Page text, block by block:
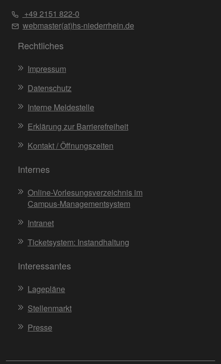
+49 2151 822-0
webmaster(at)hs-niederrhein.de
Rechtliches
Impressum
Datenschutz
Interne Meldestelle
Erklärung zur Barrierefreiheit
Kontakt / Öffnungszeiten
Internes
Online-Vorlesungsverzeichnis im
Campus-Managementsystem
Intranet
Ticketsystem: Instandhaltung
Interessantes
Lagepläne
Stellenmarkt
Presse